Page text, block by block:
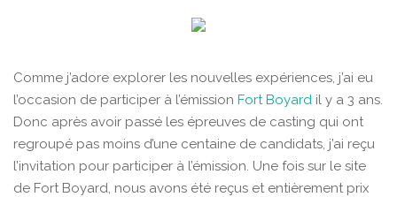
Comme j’adore explorer les nouvelles expériences, j’ai eu
l’occasion de participer à l’émission Fort Boyard il y a 3 ans.
Donc après avoir passé les épreuves de casting qui ont
regroupé pas moins d’une centaine de candidats, j’ai reçu
l’invitation pour participer à l’émission. Une fois sur le site
de Fort Boyard, nous avons été reçus et entièrement prix